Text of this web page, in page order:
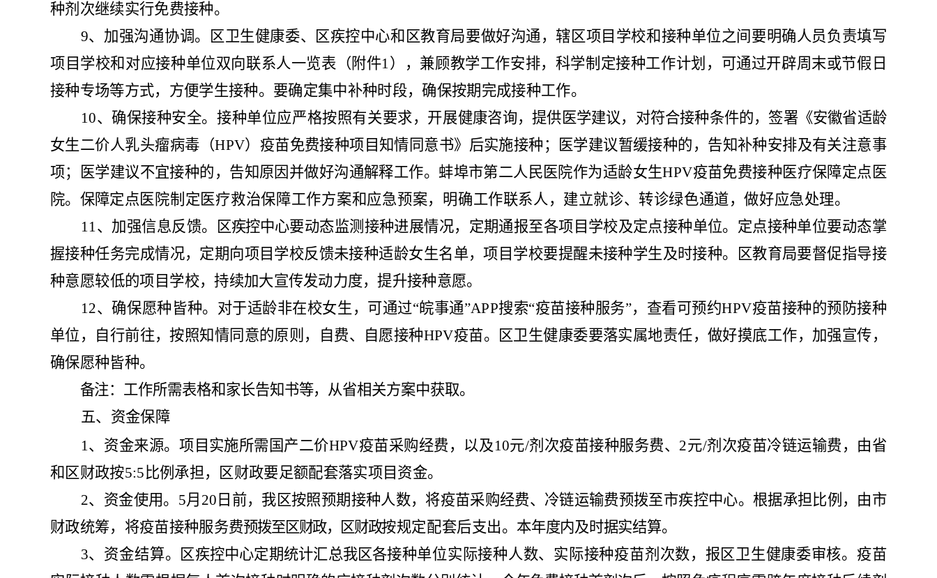
种剂次继续实行免费接种。
9、 加强沟通协调。 区卫生健康委、 区疾控中心和 区教育局要做好沟通，辖区项目学校和接种单位之间要明确人员负责填写
项目学校和对应接种单位双向联系人一览表（附件1），兼顾教学工作安排， 科学制定接种工作计划，可通过开辟周末或节假日
接种专场等方式，方便学生接种。要确定集中补种时段，确保按期完成接种工作。
10、确保接种安全。 接种单位应严格按照有关要求，开展健康咨询，提供医学建议，对符合接种条件的，签署《安徽省适龄
女生二价人乳头瘤病毒 （HPV）疫苗免费接种项目知情同意书》后实施接种；医学建议暂缓接种的，告知补种安排及有关注意事
项；医学建议不宜接种的，告知原因并做好沟通解释工作。 蚌埠市第二人民医院作为适龄女生HPV疫苗免费接种医疗保障定点医
院。保障定点医院制定医疗救治保障工作方案和应急预案，明确工作联系人，建立就诊、 转诊绿色通道，做好应急处理。
11、 加强信息反馈。 区疾控中心要动态监测接种进展情况， 定期通报至各项目 学校及定点接种单位。定点接种单位要动态掌
握接种任务完成情况， 定期向项目学校反馈未接种适龄女生名单，项目学校要提醒未接种学生及时接种。 区教育局要督促指导接
种意愿较低的项目 学校，持续加大宣传发动力度，提升接种意愿。
12、确保愿种皆种。 对于适龄非在校女生 ， 可通过“皖事通”APP搜索“疫苗接种服务”， 查看可预约HPV疫苗接种的预防接种
单位，自行前往，按照知情同意的原则，自费、自愿接种HPV疫苗。区卫生健康委要落实属地责任，做好摸底工作，加强宣传，
确保愿种皆种。
备注：工作所需表格和家长告知书等，从省相关方案中获取。
五、资金保障
1、 资金来源。项目实施所需国产二价HPV疫苗采购经费 ， 以及10元/剂次疫苗接种服务费、 2元/剂次疫苗冷链运输费 ， 由省
和 区财政按5:5 比例承担 ，区财政要足额配套落实项目资金。
2、 资金使用。 5月 20 日前， 我区按照预期接种人数，将疫苗采购经费、冷链运输费预拨至市疾控中心。根据承担比例，由市
财政统筹，将疫苗接种服务费预拨至区财政， 区财政按规定配套后支出。 本年度内及时据实结算。
3、 资金结算。 区疾控中心定期统计汇总我区各接种单位实际接种人数、实际接种疫苗剂次数， 报区卫生健康委审核。疫苗